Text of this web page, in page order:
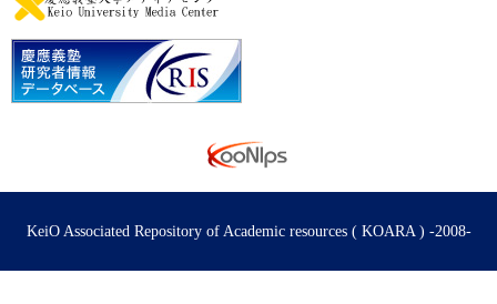
KeiO Associated Repository of Academic resources ( KOARA ) -2008-